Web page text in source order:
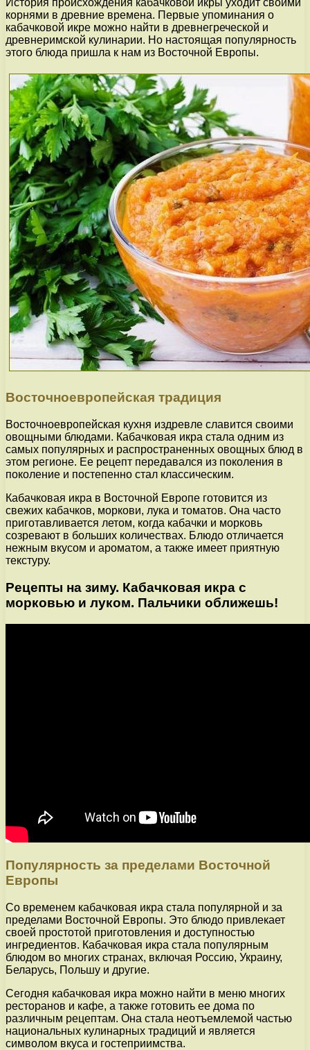
корнями в древние времена. Первые упоминания о
кабачковой икре можно найти в древнегреческой и
древнеримской кулинарии. Но настоящая популярность
этого блюда пришла к нам из Восточной Европы.
Восточноевропейская традиция
Восточноевропейская кухня издревле славится своими
овощными блюдами. Кабачковая икра стала одним из
самых популярных и распространенных овощных блюд в
этом регионе. Ее рецепт передавался из поколения в
поколение и постепенно стал классическим.
Кабачковая икра в Восточной Европе готовится из
свежих кабачков, моркови, лука и томатов. Она часто
приготавливается летом, когда кабачки и морковь
созревают в больших количествах. Блюдо отличается
нежным вкусом и ароматом, а также имеет приятную
текстуру.
Рецепты на зиму. Кабачковая икра с
морковью и луком. Пальчики оближешь!
Популярность за пределами Восточной
Европы
Со временем кабачковая икра стала популярной и за
пределами Восточной Европы. Это блюдо привлекает
своей простотой приготовления и доступностью
ингредиентов. Кабачковая икра стала популярным
блюдом во многих странах, включая Россию, Украину,
Беларусь, Польшу и другие.
Сегодня кабачковая икра можно найти в меню многих
ресторанов и кафе, а также готовить ее дома по
различным рецептам. Она стала неотъемлемой частью
национальных кулинарных традиций и является
символом вкуса и гостеприимства.